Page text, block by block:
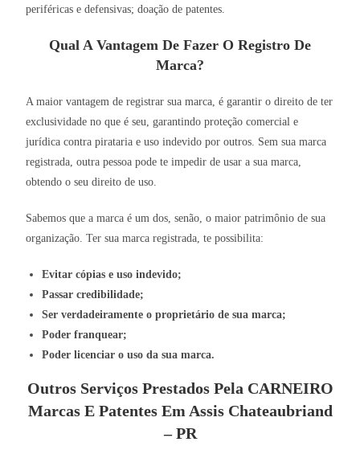
periféricas e defensivas; doação de patentes.
Qual A Vantagem De Fazer O Registro De
Marca?
A maior vantagem de registrar sua marca, é garantir o direito de ter
exclusividade no que é seu, garantindo proteção comercial e
jurídica contra pirataria e uso indevido por outros. Sem sua marca
registrada, outra pessoa pode te impedir de usar a sua marca,
obtendo o seu direito de uso.
Sabemos que a marca é um dos, senão, o maior patrimônio de sua
organização. Ter sua marca registrada, te possibilita:
Evitar cópias e uso indevido;
Passar credibilidade;
Ser verdadeiramente o proprietário de sua marca;
Poder franquear;
Poder licenciar o uso da sua marca.
Outros Serviços Prestados Pela CARNEIRO
Marcas E Patentes Em Assis Chateaubriand
– PR